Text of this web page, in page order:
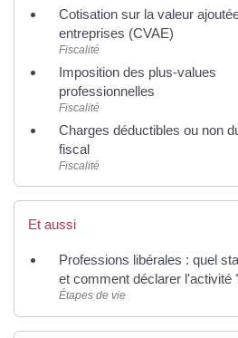
Cotisation sur la valeur
entreprises (CVAE)
Fiscalité
Imposition des plus-values
professionnelles
Fiscalité
Charges déductibles ou non
fiscal
Fiscalité
Et aussi
Professions libérales : quel
et comment déclarer l'activité
Étapes de vie